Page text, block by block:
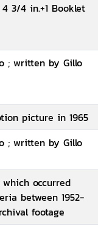
4 3/4 in.+1 Booklet
; written by Gillo
picture in 1965
; written by Gillo
occurred
between 1952-
footage